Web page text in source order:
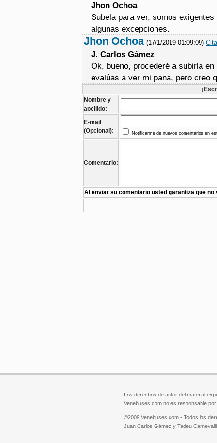
Jhon Ochoa
Subela para ver, somos
algunas excepciones.
Jhon Ochoa (17/1/2019 01:09:09)
J. Carlos Gámez
Ok, bueno, procederé a subirla
evalúas a ver mi pana, pero creo
Nombre y
apellido:
E-mail
(Opcional):
Notificarme de nuevos comentarios en
Comentario:
Al enviar su comentario usted garantiza que no
Los derechos de autor del material
Venebuses.com no es responsable
©2009 Venebuses.com - Todos los
Juan Carlos Gámez y Tadeu Carnevalli